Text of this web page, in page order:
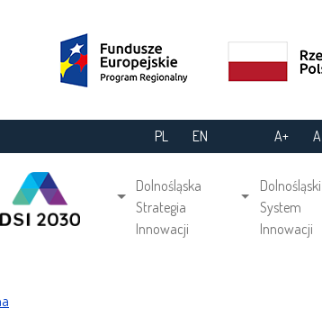
PL EN A+ A
Main navigation
Dolnośląska
Strategia
Innowacji
Dolnośląski
System
Innowacji
nawigacyjna